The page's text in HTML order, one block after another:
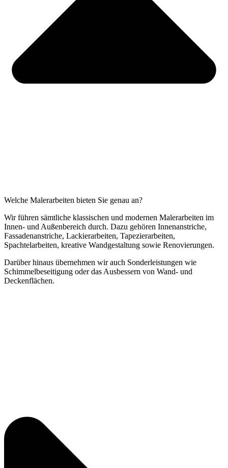
Welche Malerarbeiten bieten Sie genau an?
Wir führen sämtliche klassischen und modernen Malerarbeiten im
Innen- und Außenbereich durch. Dazu gehören Innenanstriche,
Fassadenanstriche, Lackierarbeiten, Tapezierarbeiten,
Spachtelarbeiten, kreative Wandgestaltung sowie Renovierungen.
Darüber hinaus übernehmen wir auch Sonderleistungen wie
Schimmelbeseitigung oder das Ausbessern von Wand- und
Deckenflächen.